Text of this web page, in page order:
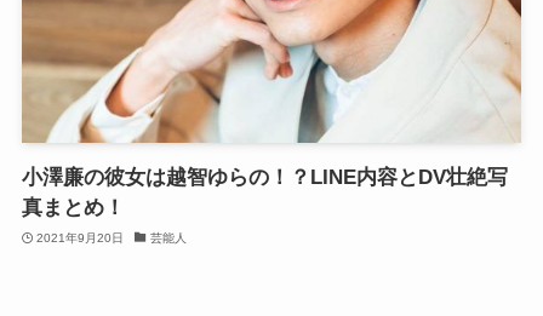
小澤廉の彼女は越智ゆらの！？LINE内容とDV壮絶写
真まとめ！
2021年9月20日 芸能人